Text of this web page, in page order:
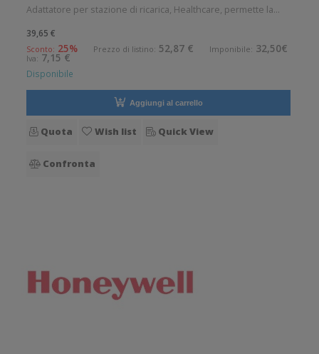
Adattatore per stazione di ricarica, Healthcare, permette la
ricarica, alimentatore, cavo di alimentazione Accessorio
opzionale. Opzion
39,65 €
Sconto: 25% Prezzo di listino: 52,87 € Imponibile: 32,50€
Iva: 7,15 €
Disponibile
Aggiungi al carrello
Quota Wish list Quick View
Confronta